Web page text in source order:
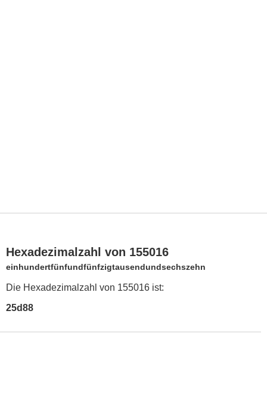
Hexadezimalzahl von 155016
einhundertfünfundfünfzigtausendundsechszehn
Die Hexadezimalzahl von 155016 ist:
25d88